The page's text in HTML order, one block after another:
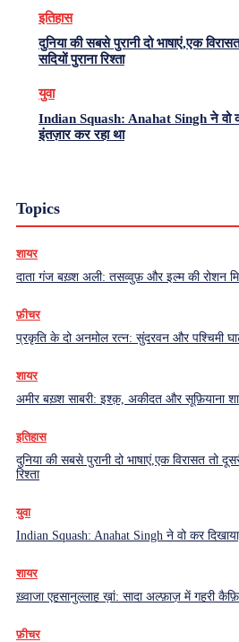
इतिहास
दुनिया की सबसे पुरानी दो भाषाएं,एक
सदियों पुराना रिश्ता
युवा
Indian Squash: Anahat Singh ने वो
इंतज़ार कर रहा था
Topics
शायर
दाता गंज बख़्श अली: तसव्वुफ़ और इल्म की रोशन
फ़ीचर
प्रकृति के दो अनमोल रत्न: सुंदरवन और पश्चिमी
शायर
अमीर बख़्श साबरी: इश्क़, अकीदत और सूफ़ियाना
इतिहास
दुनिया की सबसे पुरानी दो भाषाएं,एक विरासत तो
रिश्ता
युवा
Indian Squash: Anahat Singh ने वो कर
शायर
ख़्वाजा एहसानुल्लाह ख़ां: सादा अल्फ़ाज़ में गहरी
फ़ीचर